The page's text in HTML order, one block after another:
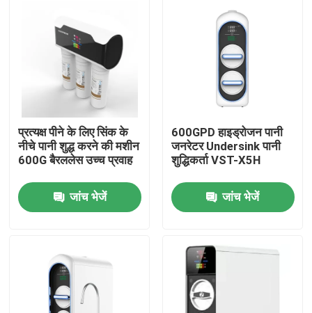
कारखाना भ्रमण
गुणवत्ता नियंत्रण
संपर्क करें
एक उद्धरण का अनुरोध करें
हाइड्रोजन इनहेलर मशीन
प्रत्यक्ष पीने के लिए सिंक के
नीचे पानी शुद्ध करने की मशीन
600G बैरललेस उच्च प्रवाह
जांच भेजें
600GPD हाइड्रोजन पानी
जनरेटर Undersink पानी
शुद्धिकर्ता VST-X5H
जांच भेजें